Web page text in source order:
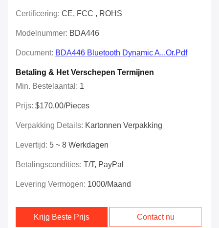
Certificering: CE, FCC , ROHS
Modelnummer: BDA446
Document: BDA446 Bluetooth Dynamic A...or.pdf
Betaling & Het Verschepen Termijnen
Min. Bestelaantal: 1
Prijs: $170.00/Pieces
Verpakking Details: Kartonnen Verpakking
Levertijd: 5 ~ 8 Werkdagen
Betalingscondities: T/T, PayPal
Levering Vermogen: 1000/maand
Krijg Beste Prijs Contact nu